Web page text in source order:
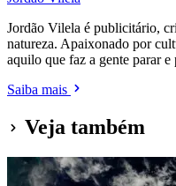
Jordão Vilela é publicitário,
natureza. Apaixonado por
aquilo que faz a gente parar e
Saiba mais
Veja também